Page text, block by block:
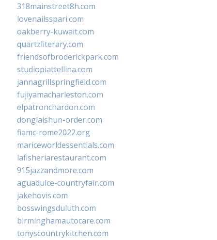
318mainstreet8h.com
lovenailsspari.com
oakberry-kuwait.com
quartzliterary.com
friendsofbroderickpark.com
studiopiattellina.com
jannagrillspringfield.com
fujiyamacharleston.com
elpatronchardon.com
donglaishun-order.com
fiamc-rome2022.org
mariceworldessentials.com
lafisheriarestaurant.com
915jazzandmore.com
aguadulce-countryfair.com
jakehovis.com
bosswingsduluth.com
birminghamautocare.com
tonyscountrykitchen.com